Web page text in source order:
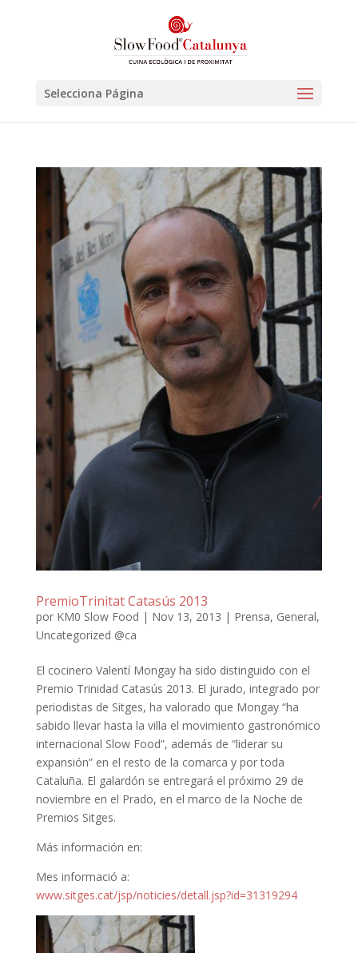
Selecciona Página
PremioTrinitat Catasús 2013
por KM0 Slow Food | Nov 13, 2013 | Prensa, General,
Uncategorized @ca
El cocinero Valentí Mongay ha sido distinguido con el
Premio Trinidad Catasús 2013. El jurado, integrado por
periodistas de Sitges, ha valorado que Mongay “ha
sabido llevar hasta la villa el movimiento gastronómico
internacional Slow Food”, además de “liderar su
expansión” en el resto de la comarca y por toda
Cataluña. El galardón se entregará el próximo 29 de
noviembre en el Prado, en el marco de la Noche de
Premios Sitges.
Más información en:
Mes informació a:
www.sitges.cat/jsp/noticies/detall.jsp?id=31319294